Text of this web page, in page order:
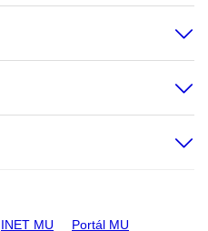
INET MU Portál MU